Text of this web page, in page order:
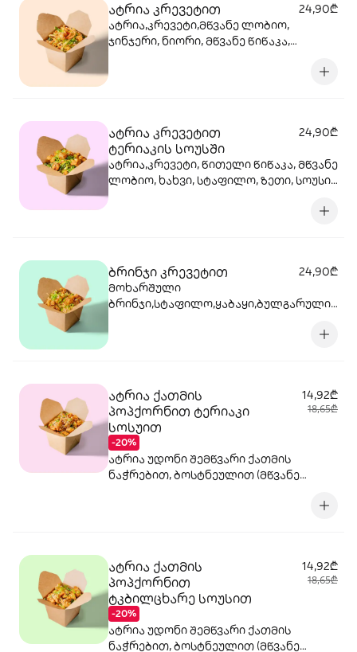
ატრია კრევეტით
24,90₾
ატრია,კრევეტი,მწვანე ლობიო,
ჯინჯერი, ნიორი, მწვანე წიწაკა,
ატრია კრევეტით
ტერიაკის სოუსში
24,90₾
ატრია,კრევეტი, წითელი წიწაკა, მწვანე
ლობიო, ხახვი, სტაფილო, ზეთი, სოუსი
ბრინჯი კრევეტით
24,90₾
მოხარშული
ბრინჯი,სტაფილო,ყაბაყი,ბულგარული
კრევეტი,მარილი, ტკბილ ცხარე სოუსი,
ატრია ქათმის
პოპქორნით ტერიაკი
სოსუით
-20%
14,92₾
18,65₾
ატრია უდონი შემწვარი ქათმის
ნაჭრებით, ბოსტნეულით (მწვანე
ატრია ქათმის
პოპქორნით
ტკბილცხარე სოუსით
-20%
14,92₾
18,65₾
ატრია უდონი შემწვარი ქათმის
ნაჭრებით, ბოსტნეულით (მწვანე